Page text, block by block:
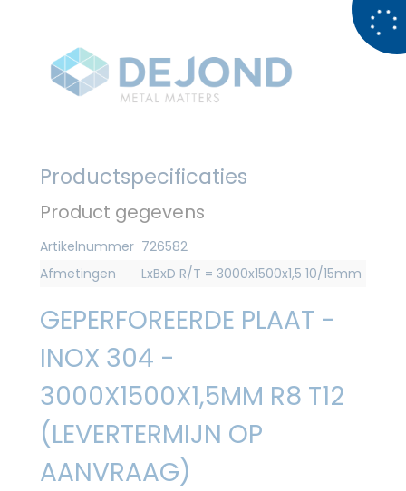
Productspecificaties
Product gegevens
Artikelnummer 726582
Afmetingen
LxBxD R/T = 3000x1500x1,5 10/15mm
GEPERFOREERDE PLAAT -
INOX 304 -
3000X1500X1,5MM R8 T12
(LEVERTERMIJN OP
AANVRAAG)